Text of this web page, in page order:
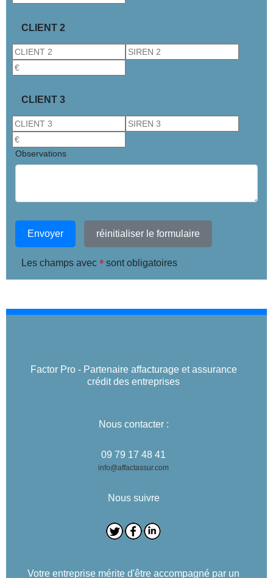
CLIENT 2
CLIENT 3
Observations
Envoyer réinitialiser le formulaire
Les champs avec * sont obligatoires
Factor Pro - Partenaire affacturage et assurance
crédit des entreprises
Nous contacter :
09 79 17 48 41
info@affactassur.com
Nous suivre
Votre entreprise mérite d'être accompagné par un